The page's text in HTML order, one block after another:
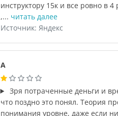
инструктору 15к и все ровно в
,... читать далее
Источник: Яндекс
А
Зря потраченные деньги и
что поздно это понял. Теория
понимания уровне, даже если